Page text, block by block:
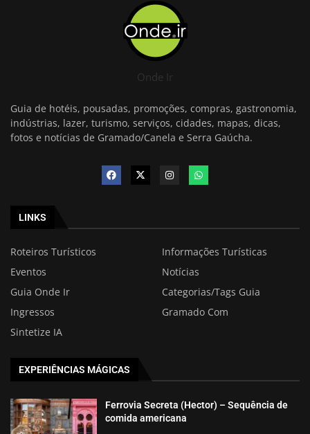
Onde Ir
Guia de hotéis, pousadas, promoções, compras, gastronomia,
indústrias, lazer, turismo, serviços, cidades, mapas, dicas,
fotos e notícias de Gramado/Canela e Serra Gaúcha.
LINKS
Roteiros Turísticos
Informações Turísticas
Eventos
Notícias
Guia Onde Ir
Categorias/Tags Guia
Ingressos
Gramado Com
Sintetize IA
EXPERIÊNCIAS MÁGICAS
Ferrovia Secreta (Hector) – Sequência de
comida americana